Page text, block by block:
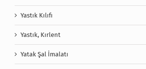
Yastık Kılıfı
Yastık, Kırlent
Yatak Şal İmalatı